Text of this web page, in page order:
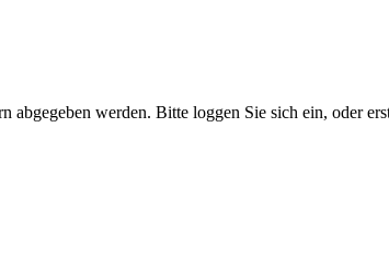
abgegeben werden. Bitte loggen Sie sich ein, oder